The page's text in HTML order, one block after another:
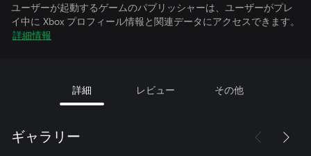
ユーザーが起動するゲームのパブリッシャーは、ユーザーがプレ
イ中に Xbox プロフィール情報と関連データにアクセスできます。
詳細情報
詳細 レビュー その他
ギャラリー